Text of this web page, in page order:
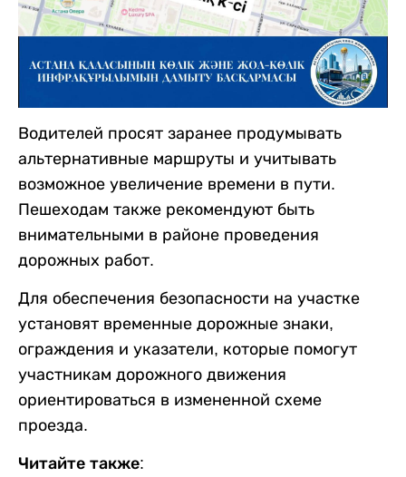
Водителей просят заранее продумывать
альтернативные маршруты и учитывать
возможное увеличение времени в пути.
Пешеходам также рекомендуют быть
внимательными в районе проведения
дорожных работ.
Для обеспечения безопасности на участке
установят временные дорожные знаки,
ограждения и указатели, которые помогут
участникам дорожного движения
ориентироваться в измененной схеме
проезда.
Читайте также: